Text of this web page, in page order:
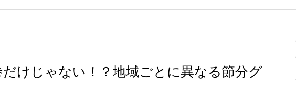
けじゃない！？地域ごとに異なる節分グ